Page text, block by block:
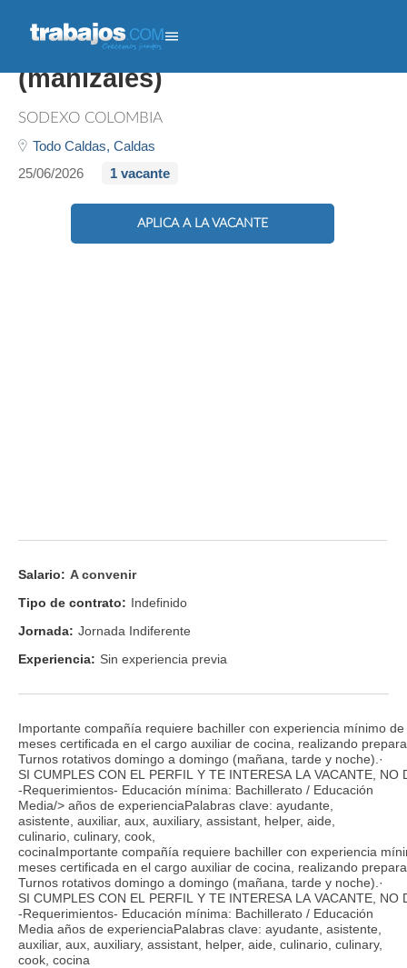
Auxiliar De Cocina
(manizales)
SODEXO COLOMBIA
Todo Caldas, Caldas
25/06/2026
1 vacante
APLICA A LA VACANTE
Salario: A convenir
Tipo de contrato: Indefinido
Jornada: Jornada Indiferente
Experiencia: Sin experiencia previa
Importante compañía requiere bachiller con experiencia mínimo de
meses certificada en el cargo auxiliar de cocina, realizando
Turnos rotativos domingo a domingo (mañana, tarde y noche).·
SI CUMPLES CON EL PERFIL Y TE INTERESA LA VACANTE, NO
-Requerimientos- Educación mínima: Bachillerato / Educación
Media/> años de experienciaPalabras clave: ayudante,
asistente, auxiliar, aux, auxiliary, assistant, helper, aide,
culinario, culinary, cook,
cocinaImportante compañía requiere bachiller con experiencia
meses certificada en el cargo auxiliar de cocina, realizando
Turnos rotativos domingo a domingo (mañana, tarde y noche).·
SI CUMPLES CON EL PERFIL Y TE INTERESA LA VACANTE, NO
-Requerimientos- Educación mínima: Bachillerato / Educación
Media años de experienciaPalabras clave: ayudante, asistente,
auxiliar, aux, auxiliary, assistant, helper, aide, culinario, culinary,
cook, cocina